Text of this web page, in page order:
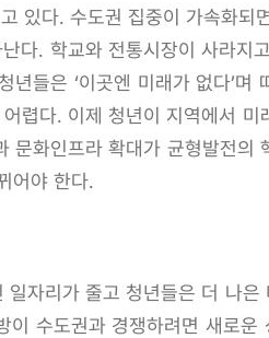
있다. 수도권 집중이 가속화되
다. 학교와 전통시장이 사라지
들은 ‘이곳엔 미래가 없다’며
렵다. 이제 청년이 지역에서 미
화인프라 확대가 균형발전의
어야 한다.
자리가 줄고 청년들은 더 나은
수도권과 경쟁하려면 새로운